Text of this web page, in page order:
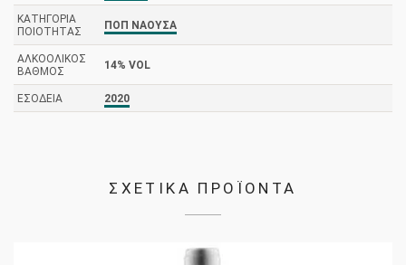
ΚΑΤΗΓΟΡΊΑ
ΠΟΙΌΤΗΤΑΣ
ΠΟΠ ΝΆΟΥΣΑ
ΑΛΚΟΟΛΙΚΌΣ
ΒΑΘΜΌΣ
14% VOL
ΕΣΟΔΕΊΑ 2020
ΣΧΕΤΙΚΑ ΠΡΟΪΟΝΤΑ